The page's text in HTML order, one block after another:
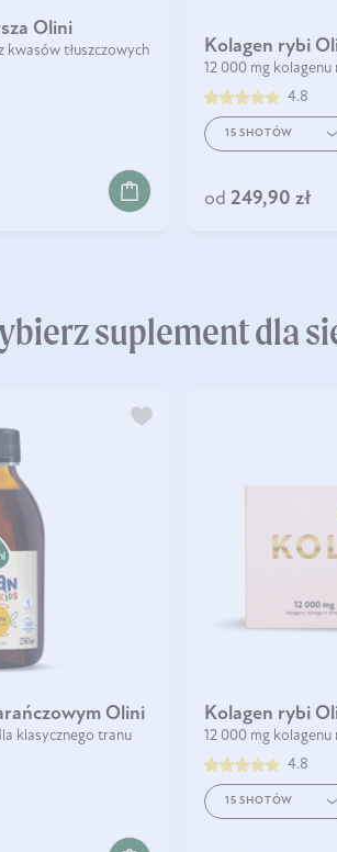
Olini
kwasów tłuszczowych
Kolagen rybi
12 000 mg
4.8
15 SHOTÓW
od 249,90 zł
DO
suplement dla
Olini
klasycznego tranu
Kolagen rybi
12 000 mg
4.8
15 SHOTÓW